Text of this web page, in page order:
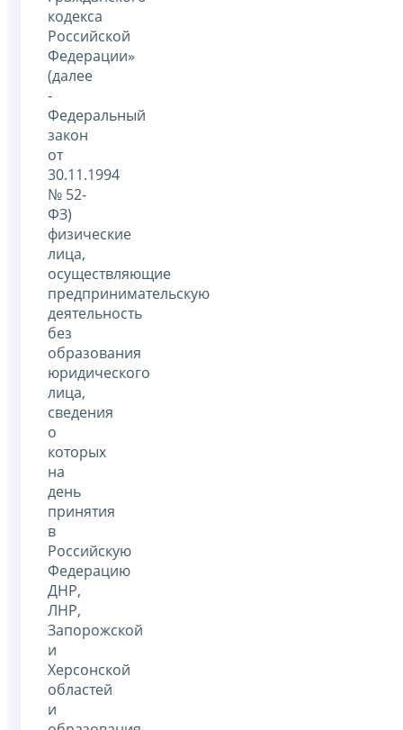
кодекса
Российской
Федерации»
(далее
-
Федеральный
закон
от
30.11.1994
№ 52-
ФЗ)
физические
лица,
осуществляющие
предпринимательскую
деятельность
без
образования
юридического
лица,
сведения
о
которых
на
день
принятия
в
Российскую
Федерацию
ДНР,
ЛНР,
Запорожской
и
Херсонской
областей
и